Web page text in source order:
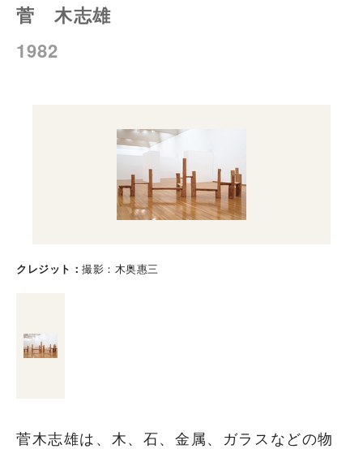
菅 木志雄
1982
クレジット 撮影：木奥惠三
菅木志雄は、木、石、金属、ガラスなどの物